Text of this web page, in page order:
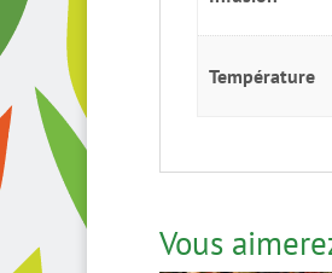
Température
Vous